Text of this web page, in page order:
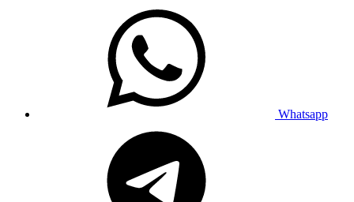
Whatsapp